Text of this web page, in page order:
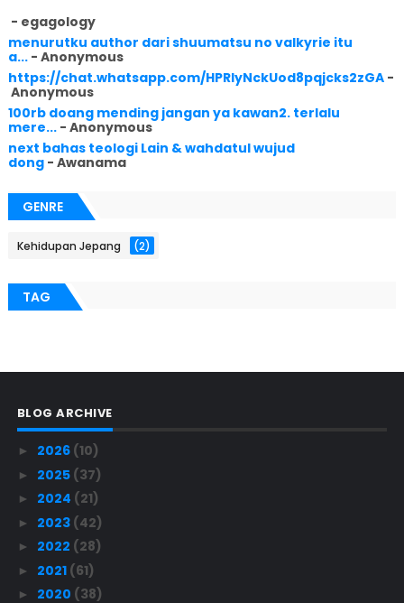
- egagology
menurutku author dari shuumatsu no valkyrie itu
a...- Anonymous
https://chat.whatsapp.com/HPRlyNckUod8pqjcks2zGA-
Anonymous
100rb doang mending jangan ya kawan2. terlalu
mere...- Anonymous
next bahas teologi Lain & wahdatul wujud
dong- Awanama
GENRE
Kehidupan Jepang (2)
TAG
BLOG ARCHIVE
► 2026 (10)
► 2025 (37)
► 2024 (21)
► 2023 (42)
► 2022 (28)
► 2021 (61)
► 2020 (38)